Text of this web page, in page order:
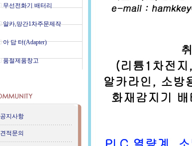
무선전화기 배터리
알카,망간1차주문제작
아 답 터(Adapter)
품절제품창고
공지사항
견적문의